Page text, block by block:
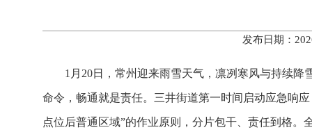
发布日期：
1月20日，常州迎来雨雪天气，凛冽寒风与持续
命令，畅通就是责任。三井街道第一时间启动应急响
点位后普通区域”的作业原则，分片包干、责任到格